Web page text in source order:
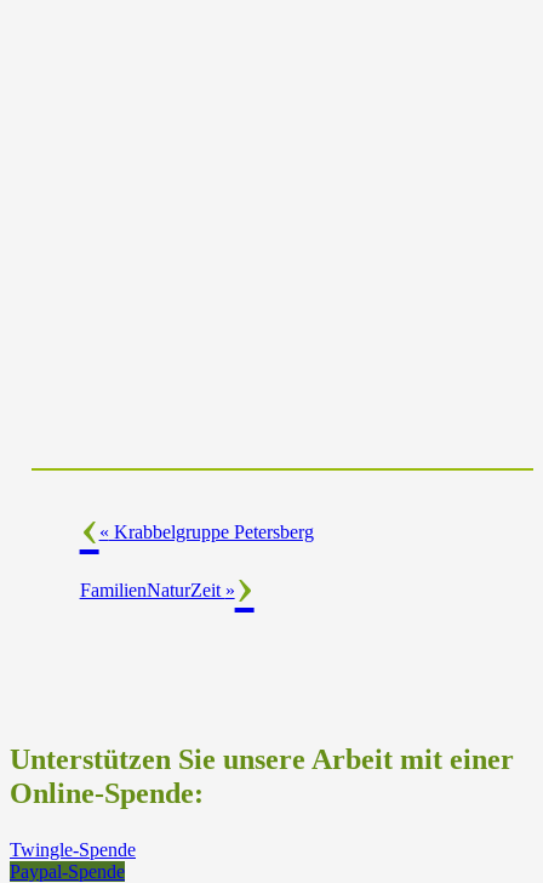
« Krabbelgruppe Petersberg
FamilienNaturZeit »
Unterstützen Sie unsere Arbeit mit einer
Online-Spende:
Twingle-Spende
Paypal-Spende